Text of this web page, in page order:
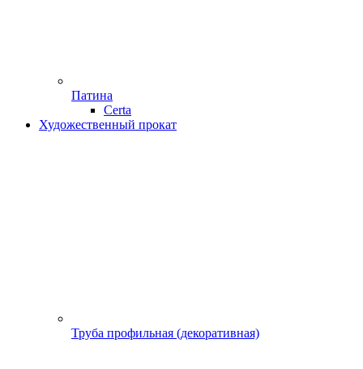
Патина
Certa
Художественный прокат
Труба профильная (декоративная)